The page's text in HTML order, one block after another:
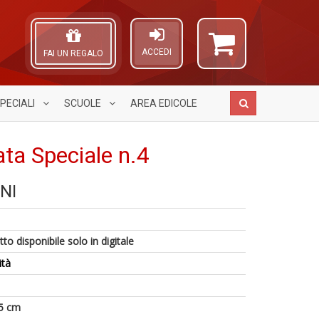
ACCEDI
FAI UN REGALO
SCUOLE AREA EDICOLE
Speciale n.4
disponibile solo in digitale
cm